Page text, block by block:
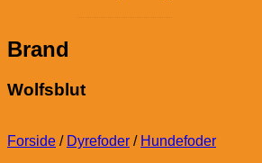
Brand
Wolfsblut
Forside / Dyrefoder / Hundefoder